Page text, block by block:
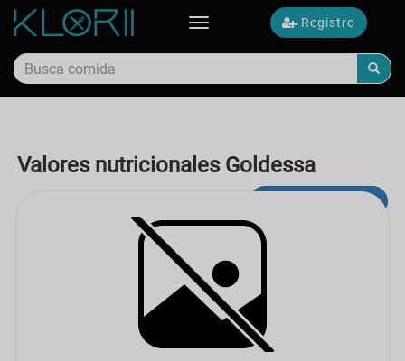
Registro
Toggle
Valores nutricionales Goldessa